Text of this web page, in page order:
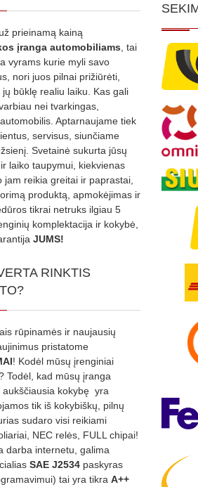
prieinamą kainą
įranga automobiliams , tai
vyrams kurie myli savo
nori juos pilnai prižiūrėti,
jų būklę realiu laiku. Kas gali
nei tvarkingas,
Aptarnaujame tiek
servisus, siunčiame
Svetainė sukurta jūsų
laiko taupymui, kiekvienas
jam reikia greitai ir paprastai,
produktą, apmokėjimas ir
tikrai netruks ilgiau 5
komplektacija ir kokybė,
JUMS!
RINKTIS
rūpinamės ir naujausių
pristatome
! Kodėl mūsų įrenginiai
Todėl, kad mūsų įranga
aukščiausia kokybę yra
tik iš kokybiškų, pilnų
sudaro visi reikiami
NEC relės, FULL chipai!
darba internetu, galima
SAE J2534 paskyras
tai yra tikra A++